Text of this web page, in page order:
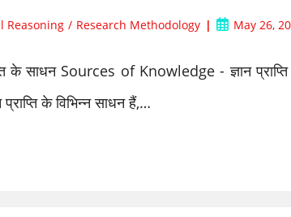
Reasoning / Research Methodology
PostMay 26,
के साधन Sources of Knowledge - ज्ञान
के विभिन्न साधन हैं,…